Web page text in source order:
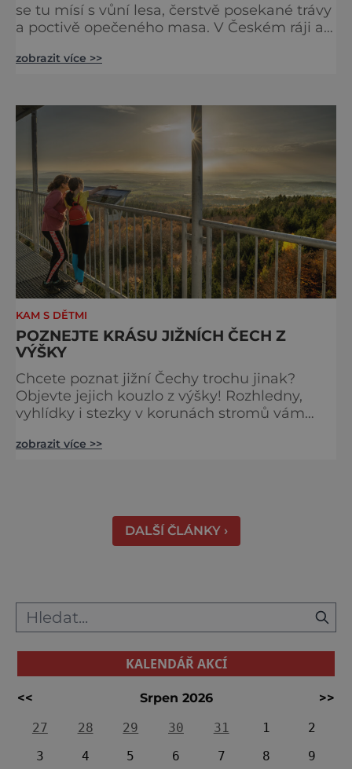
se tu mísí s vůní lesa, čerstvě posekané trávy
a poctivě opečeného masa. V Českém ráji a
doušky – a ty tady tečou proudem. Není to
ví, že k dokonalému dni patří nejen výhled,
zobrazit více >>
KAM S DĚTMI
POZNEJTE KRÁSU JIŽNÍCH ČECH Z
VÝŠKY
Chcete poznat jižní Čechy trochu jinak?
Objevte jejich kouzlo z výšky! Rozhledny,
vyhlídky i stezky v korunách stromů vám
města i Alpy v dálce. Ptačí pozorovatelna
zobrazit více >>
DALŠÍ ČLÁNKY ›
KALENDÁŘ AKCÍ
<< Srpen 2026
>>
27
28 29 30 31 1
2
3
4 5 6 7 8
9